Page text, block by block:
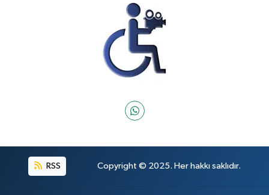
RSS Copyright © 2025. Her hakkı saklıdır.